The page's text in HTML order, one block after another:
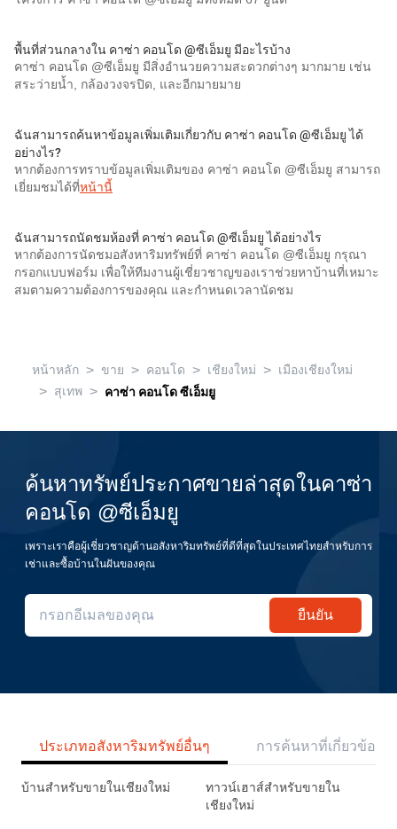
พื้นที่ส่วนกลางใน คาซ่า คอนโด @ซีเอ็มยู มีอะไรบ้าง
คาซ่า คอนโด @ซีเอ็มยู มีสิ่งอำนวยความสะดวกต่างๆ มากมาย เช่น
สระว่ายน้ำ, กล้องวงจรปิด, และอีกมายมาย
ฉันสามารถค้นหาข้อมูลเพิ่มเติมเกี่ยวกับ คาซ่า คอนโด @ซีเอ็มยู ได้
อย่างไร?
หากต้องการทราบข้อมูลเพิ่มเติมของ คาซ่า คอนโด @ซีเอ็มยู สามารถ
เยี่ยมชมได้ที่หน้านี้
ฉันสามารถนัดชมห้องที่ คาซ่า คอนโด @ซีเอ็มยู ได้อย่างไร
หากต้องการนัดชมอสังหาริมทรัพย์ที่ คาซ่า คอนโด @ซีเอ็มยู กรุณา
กรอกแบบฟอร์ม เพื่อให้ทีมงานผู้เชี่ยวชาญของเราช่วยหาบ้านที่เหมาะ
สมตามความต้องการของคุณ และกำหนดเวลานัดชม
หน้าหลัก > ขาย > คอนโด > เชียงใหม่ > เมืองเชียงใหม่
> สุเทพ > คาซ่า คอนโด ซีเอ็มยู
ค้นหาทรัพย์ประกาศขายล่าสุดในคาซ่า
คอนโด @ซีเอ็มยู
เพราะเราคือผู้เชี่ยวชาญด้านอสังหาริมทรัพย์ที่ดีที่สุดในประเทศไทยสำหรับการ
เช่าและซื้อบ้านในฝันของคุณ
ยืนยัน
ประเภทอสังหาริมทรัพย์อื่นๆ การค้นหาที่เกี่ยวข้อง
บ้านสำหรับขายในเชียงใหม่
ทาวน์เฮาส์สำหรับขายใน
เชียงใหม่